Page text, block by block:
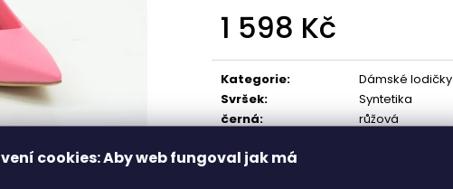
cookies: Aby web fungoval jak má
1 598 Kč
cena:
Kategorie:
Dámské lodičky
Svršek:
Syntetika
černá:
růžová
BLACK
1 328 Kč
1 898 Kč